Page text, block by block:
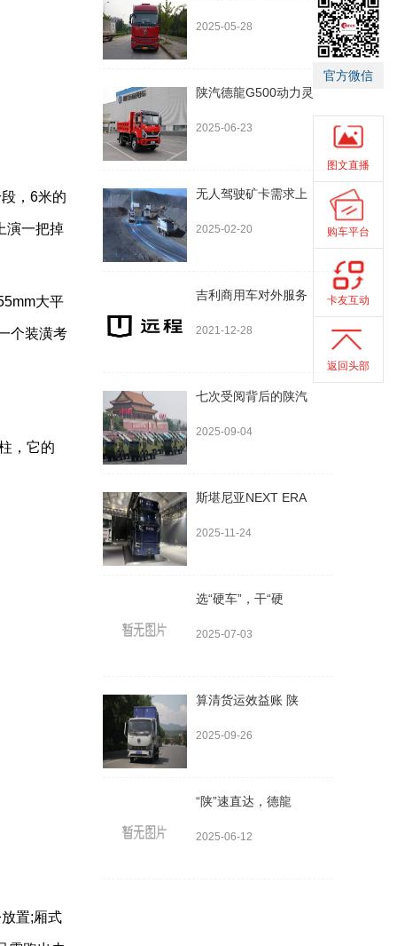
，6米的
演一把掉
大平
个装潢考
，它的
置;厢式
2025-05-28
陕汽德龍G500动力灵
2025-06-23
无人驾驶矿卡需求上
2025-02-20
吉利商用车对外服务
2021-12-28
七次受阅背后的陕汽
2025-09-04
斯堪尼亚NEXT ERA
2025-11-24
选“硬车”，干“硬
2025-07-03
算清货运效益账 陕
2025-09-26
“陕”速直达，德龍
2025-06-12
官方微信
图文直播
购车平台
卡友互动
返回头部